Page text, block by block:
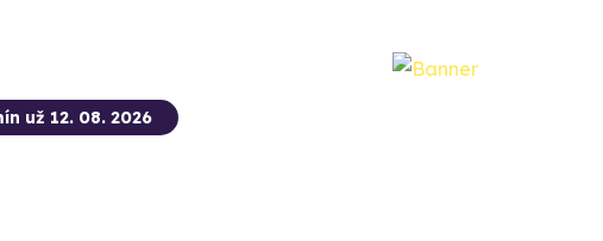
už 12. 08. 2026